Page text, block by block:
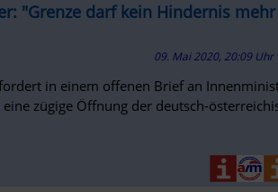
"Grenze darf kein Hindernis mehr
09. Mai 2020, 20:09 Uhr
in einem offenen Brief an
zügige Öffnung der deutsch-